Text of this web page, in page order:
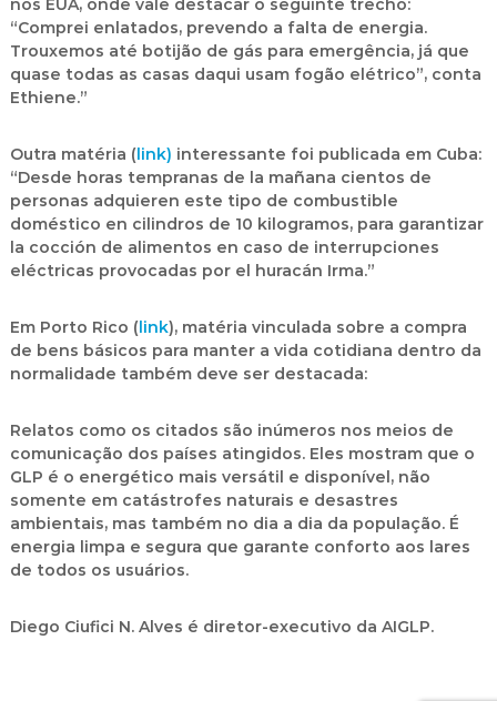
nos EUA, onde vale destacar o seguinte trecho:
“Comprei enlatados, prevendo a falta de energia.
Trouxemos até botijão de gás para emergência, já que
quase todas as casas daqui usam fogão elétrico”, conta
Ethiene.”
Outra matéria (link) interessante foi publicada em Cuba:
“Desde horas tempranas de la mañana cientos de
personas adquieren este tipo de combustible
doméstico en cilindros de 10 kilogramos, para garantizar
la cocción de alimentos en caso de interrupciones
eléctricas provocadas por el huracán Irma.”
Em Porto Rico (link), matéria vinculada sobre a compra
de bens básicos para manter a vida cotidiana dentro da
normalidade também deve ser destacada:
Relatos como os citados são inúmeros nos meios de
comunicação dos países atingidos. Eles mostram que o
GLP é o energético mais versátil e disponível, não
somente em catástrofes naturais e desastres
ambientais, mas também no dia a dia da população. É
energia limpa e segura que garante conforto aos lares
de todos os usuários.
Diego Ciufici N. Alves é diretor-executivo da AIGLP.